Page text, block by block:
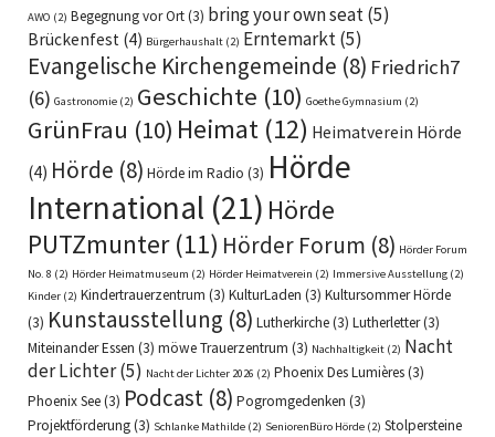
AWO (2) Begegnung vor Ort(3) bring your own seat(5)
Brückenfest (4) Bürgerhaushalt (2) Erntemarkt(5)
Evangelische Kirchengemeinde (8) Friedrich7
(6) Gastronomie (2) Geschichte (10) Goethe Gymnasium (2)
GrünFrau (10) Heimat (12) Heimatverein Hörde
(4) Hörde (8) Hörde im Radio (3) Hörde
International (21) Hörde
PUTZmunter(11) Hörder Forum (8) Hörder Forum
No. 8 (2) Hörder Heimatmuseum (2) Hörder Heimatverein (2) Immersive Ausstellung (2)
Kinder (2) Kindertrauerzentrum (3) KulturLaden (3) Kultursommer Hörde
(3) Kunstausstellung (8) Lutherkirche(3) Lutherletter(3)
Miteinander Essen (3) möwe Trauerzentrum (3) Nachhaltigkeit (2) Nacht
der Lichter(5) Nacht der Lichter 2026 (2) Phoenix Des Lumières(3)
Phoenix See(3) Podcast (8) Pogromgedenken (3)
Projektförderung(3) Schlanke Mathilde (2) SeniorenBüro Hörde (2) Stolpersteine